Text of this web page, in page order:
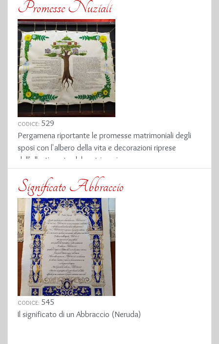
Promesse Nuziali
CODICE: 529
Pergamena riportante le promesse matrimoniali degli
sposi con l'albero della vita e decorazioni riprese
dall'allestimento del matrimonio
Significato Abbraccio
CODICE: 545
Il significato di un Abbraccio (Neruda)